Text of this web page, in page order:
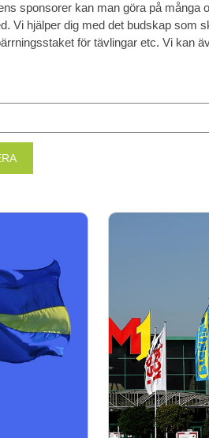
sponsorer kan man göra på
Vi hjälper dig med det budskap som
för tävlingar etc. Vi kan